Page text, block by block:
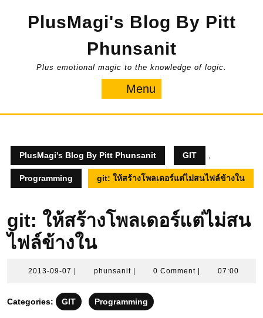
PlusMagi's Blog By Pitt
Phunsanit
Plus emotional magic to the knowledge of logic.
Menu
PlusMagi's Blog By Pitt Phunsanit GIT
Programming git: ให้สร้างโพลเดอร์แต่ไม่สนไฟล์ข้างใน
git: ให้สร้างโพลเดอร์แต่ไม่สน
ไฟล์ข้างใน
2013-09-07 2013-
07
phunsanit phunsanit0 Comment 07:00
Categories: GIT Programming